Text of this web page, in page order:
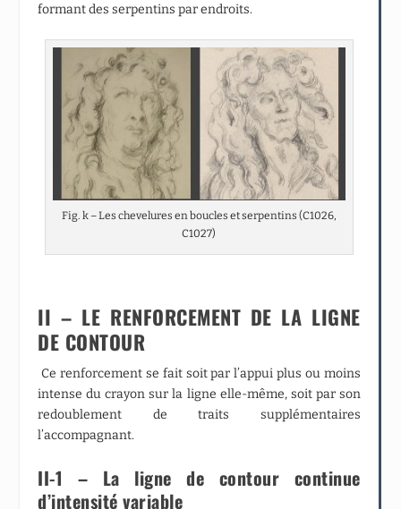
formant des serpentins par endroits.
Fig. k – Les chevelures en boucles et serpentins (C1026,
C1027)
II – LE RENFORCEMENT DE LA LIGNE
DE CONTOUR
Ce renforcement se fait soit par l’appui plus ou moins
intense du crayon sur la ligne elle-même, soit par son
redoublement de traits supplémentaires
l’accompagnant.
II-1 – La ligne de contour continue
d’intensité variable